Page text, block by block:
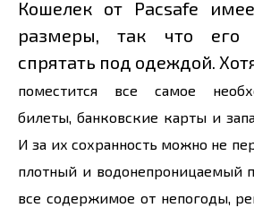
Кошелек от Pacsafe
размеры, так что его
спрятать под одеждой.
поместится все самое
билеты, банковские карты и
И за их сохранность можно не
плотный и водонепроницаемый
все содержимое от непогоды,